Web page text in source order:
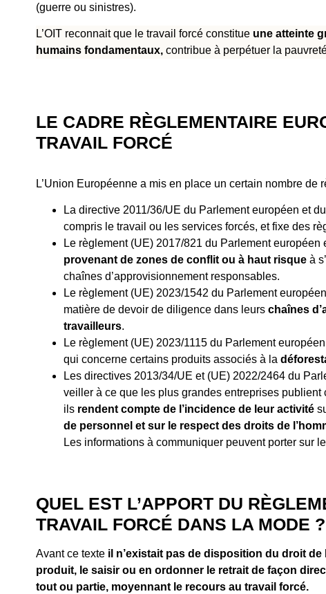
(guerre ou sinistres).
L’OIT reconnait que le travail forcé constitue une atteinte
humains fondamentaux, contribue à perpétuer la
LE CADRE RÈGLEMENTAIRE
TRAVAIL FORCÉ
L’Union Européenne a mis en place un certain nombre de
La directive 2011/36/UE du Parlement européen et
compris le travail ou les services forcés, et fixe des
Le règlement (UE) 2017/821 du Parlement
provenant de zones de conflit ou à haut risque à
chaînes d’approvisionnement responsables.
Le règlement (UE) 2023/1542 du Parlement
matière de devoir de diligence dans leurs chaînes
travailleurs.
Le règlement (UE) 2023/1115 du Parlement
qui concerne certains produits associés à la
Les directives 2013/34/UE et (UE) 2022/2464 du
veiller à ce que les plus grandes entreprises publient
ils rendent compte de l’incidence de leur activité
de personnel et sur le respect des droits de
Les informations à communiquer peuvent porter sur
QUEL EST L’APPORT DU
TRAVAIL FORCÉ DANS LA MODE ?
Avant ce texte il n’existait pas de disposition du droit
produit, le saisir ou en ordonner le retrait de façon
tout ou partie, moyennant le recours au travail forcé.